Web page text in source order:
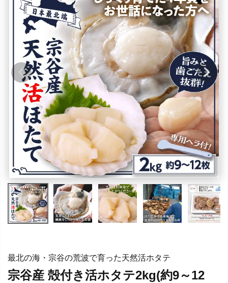
最北の海・宗谷の荒波で育った天然活ホタテ
宗谷産 殻付き活ホタテ2kg(約9～12